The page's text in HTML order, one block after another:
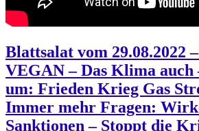
Blattsalat vom 29.08.2022
VEGAN – Das Klima
um: Frieden Krieg Gas
Immer mehr Fragen:
Sanktionen – Stoppt die